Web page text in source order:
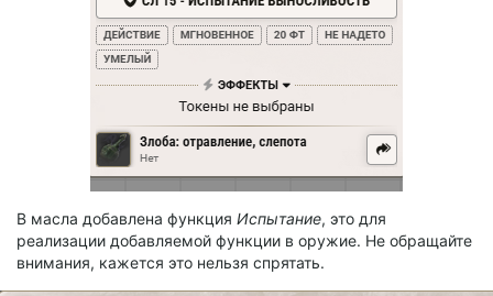
В масла добавлена функция Испытание, это для
реализации добавляемой функции в оружие. Не обращайте
внимания, кажется это нельзя спрятать.